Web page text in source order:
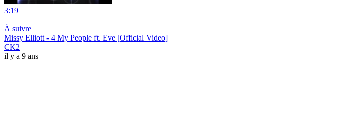
3:19
|
À suivre
Missy Elliott - 4 My People ft. Eve [Official Video]
CK2
il y a 9 ans